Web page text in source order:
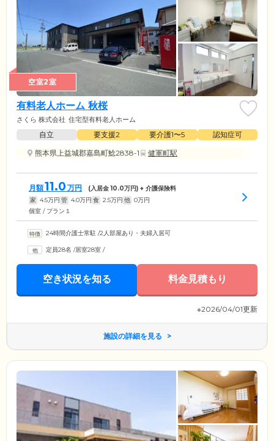
空室2室
有料老人ホーム 秋桜
さくら 株式会社 住宅型有料老人ホーム
自立 要支援2 要介護1〜5
認知症可
熊本県上益城郡嘉島町鯰2838-1
健軍町駅
月額11.0 万円 (入居金10.0万円) + 介護保険料
家 4.5万円 管 4.0万円 食 2.5万円 他 0万円
個室 / プラン１
24時間介護士常駐 /2人部屋あり・夫婦入居可
定員28名 /居室28室 /
空き状況を知る 料金見積もり
※2026/04/01更新
施設の詳細を見る